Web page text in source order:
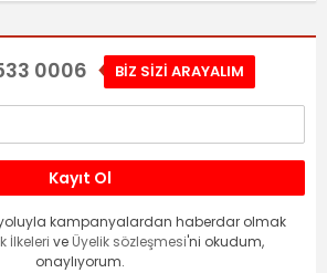
0006 BİZ SİZİ ARAYALIM
Kayıt Ol
yoluyla kampanyalardan haberdar olmak
İlkeleri ve Üyelik sözleşmesi'ni okudum,
onaylıyorum.